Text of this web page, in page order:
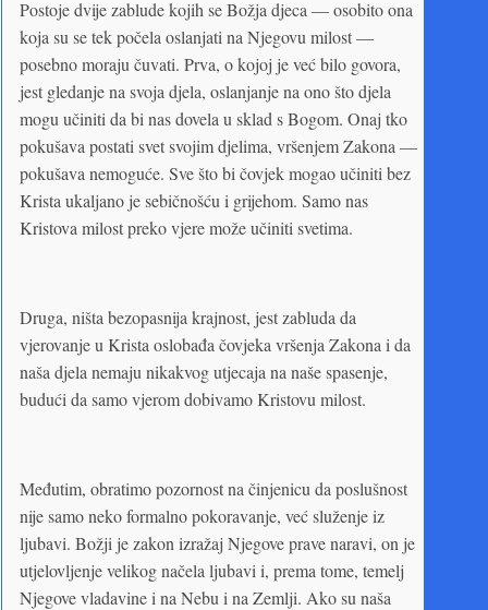
Postoje dvije zablude kojih se Božja djeca — osobito ona
koja su se tek počela oslanjati na Njegovu milost —
posebno moraju čuvati. Prva, o kojoj je već bilo govora,
jest gledanje na svoja djela, oslanjanje na ono što djela
mogu učiniti da bi nas dovela u sklad s Bogom. Onaj tko
pokušava postati svet svojim djelima, vršenjem Zakona —
pokušava nemoguće. Sve što bi čovjek mogao učiniti bez
Krista ukaljano je sebičnošću i grijehom. Samo nas
Kristova milost preko vjere može učiniti svetima.
Druga, ništa bezopasnija krajnost, jest zabluda da
vjerovanje u Krista oslobađa čovjeka vršenja Zakona i da
naša djela nemaju nikakvog utjecaja na naše spasenje,
budući da samo vjerom dobivamo Kristovu milost.
Međutim, obratimo pozornost na činjenicu da poslušnost
nije samo neko formalno pokoravanje, već služenje iz
ljubavi. Božji je zakon izražaj Njegove prave naravi, on je
utjelovljenje velikog načela ljubavi i, prema tome, temelj
Njegove vladavine i na Nebu i na Zemlji. Ako su naša